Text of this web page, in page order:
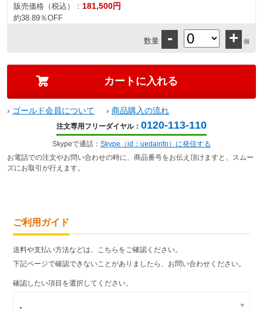
販売価格（税込）： 181,500円
約38.89％OFF
数量 - + 個
› ゴールド会員について › 商品購入の流れ
注文専用フリーダイヤル： 0120-113-110
Skypeで通話： Skype（id：uedainfo）に発信する
お電話での注文やお問い合わせの時に、商品番号をお伝え頂けますと、スムー
ズにお取引が行えます。
ご利用ガイド
送料や支払い方法などは、こちらをご確認ください。
下記ページで確認できないことがありましたら、お問い合わせください。
確認したい項目を選択してください。